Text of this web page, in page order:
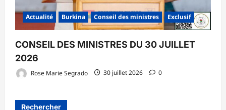
Actualité Burkina Conseil des ministres Exclusif
CONSEIL DES MINISTRES DU 30 JUILLET
2026
Rose Marie Segrado 30 juillet 2026 0
Rechercher